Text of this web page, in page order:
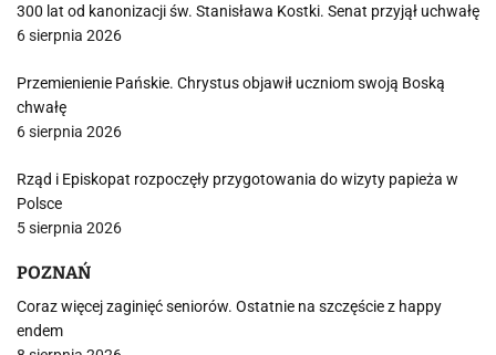
300 lat od kanonizacji św. Stanisława Kostki. Senat przyjął uchwałę
6 sierpnia 2026
Przemienienie Pańskie. Chrystus objawił uczniom swoją Boską
chwałę
6 sierpnia 2026
Rząd i Episkopat rozpoczęły przygotowania do wizyty papieża w
Polsce
5 sierpnia 2026
POZNAŃ
Coraz więcej zaginięć seniorów. Ostatnie na szczęście z happy
endem